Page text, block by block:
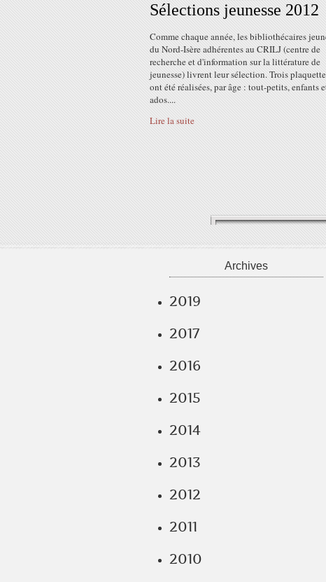
Sélections jeunesse 2012
Comme chaque année, les bibliothécaires
du Nord-Isère adhérentes au CRILJ (centre de
recherche et d'information sur la littérature de
jeunesse) livrent leur sélection. Trois
ont été réalisées, par âge : tout-petits, enfants
ados....
Lire la suite
Archives
2019
2017
2016
2015
2014
2013
2012
2011
2010